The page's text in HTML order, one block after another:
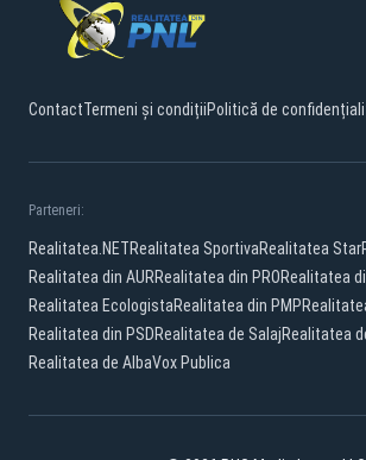
ContactTermeni și condițiiPolitică de
Parteneri:
Realitatea.NETRealitatea SportivaRealitatea Star
Realitatea din AURRealitatea din PRORealitatea
Realitatea EcologistaRealitatea din PMP
Realitatea din PSDRealitatea de SalajRealitatea
Realitatea de AlbaVox Publica